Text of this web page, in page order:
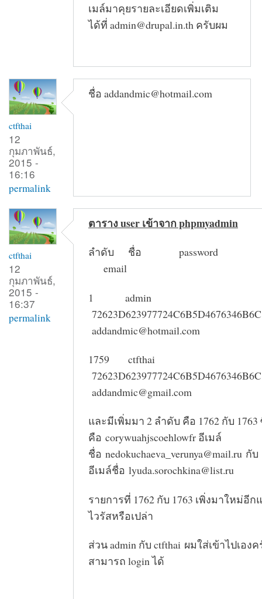
เมล์มาคุยรายละเอียดเพิ่มเติม
ได้ที่ admin@drupal.in.th ครับผม
ctfthai
12
กุมภาพันธ์,
2015 -
16:16
permalink
ชื่อ addandmic@hotmail.com
ctfthai
12
กุมภาพันธ์,
2015 -
16:37
permalink
ตาราง user เข้าจาก phpmyadmin
ลำดับ ชื่อ
email
1 admin
addandmic@hotmail.com
1759 ctfthai
addandmic@gmail.com
และมีเพิ่มมา 2 ลำดับ คือ 1762 กับ
คือ corywuahjscoehlowfr อีเมล์
ชื่อ nedokuchaeva_verunya@mail.ru กับ
อีเมล์ชื่อ lyuda.sorochkina@list.ru
รายการที่ 1762 กับ 1763 เพิ่งมาใหม่อี
ไวรัสหรือเปล่า
ส่วน admin กับ ctfthai ผมใส่เข้าไปเอง
สามารถ login ได้